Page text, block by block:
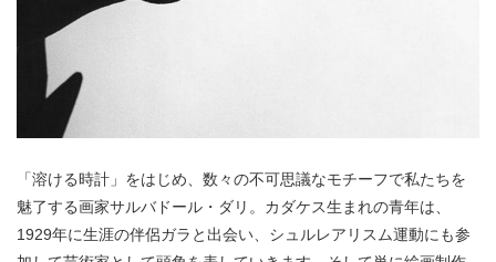
「溶ける時計」をはじめ、数々の不可思議なモチーフで私たちを
魅了する画家サルバドール・ダリ。カダケス生まれの青年は、
1929年に生涯の伴侶ガラと出会い、シュルレアリスム運動にも参